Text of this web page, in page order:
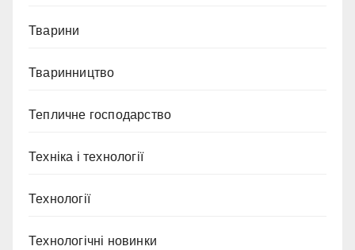
Тварини
Тваринництво
Тепличне господарство
Техніка і технології
Технології
Технологічні новинки